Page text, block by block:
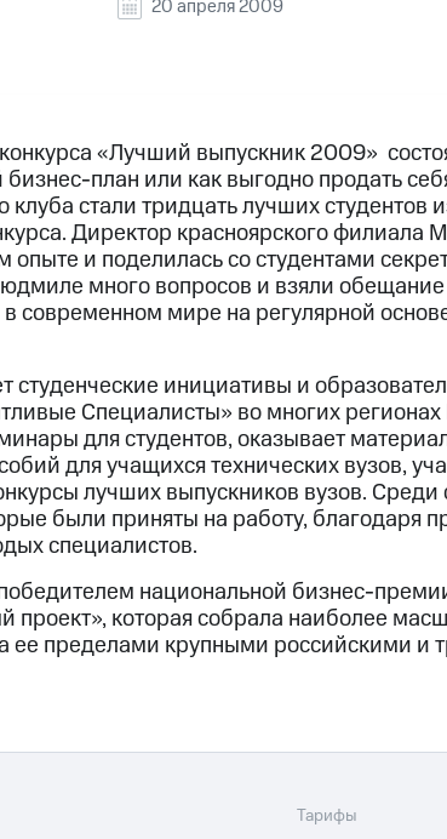
20 апреля 2009
«Лучший выпускник 2009»
план или как выгодно продать
стали тридцать лучших студентов
Директор красноярского
опыте и поделилась со студентами
много вопросов и взяли обещание
современном мире на регулярной
инициативы и
Специалисты» во многих регионах
для студентов, оказывает
для учащихся технических вузов,
лучших выпускников вузов.
были приняты на работу, благодаря
специалистов.
национальной бизнес-
которая собрала наиболее
ее пределами крупными российскими и
Тарифы